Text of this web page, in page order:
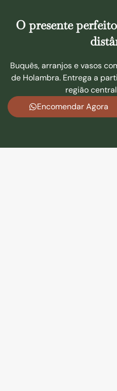
O presente
Buquês, arranjos e vasos
de Holambra. Entrega a
região
Encomendar Agora